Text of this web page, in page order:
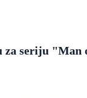
za seriju "Man